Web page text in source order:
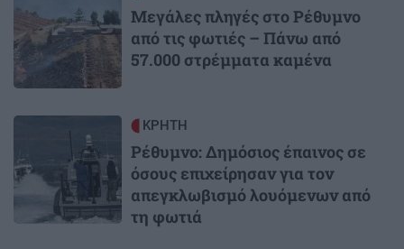
Μεγάλες πληγές στο Ρέθυμνο
από τις φωτιές – Πάνω από
57.000 στρέμματα καμένα
ΚΡΗΤΗ
Ρέθυμνο: Δημόσιος έπαινος σε
όσους επιχείρησαν για τον
απεγκλωβισμό λουόμενων από
τη φωτιά